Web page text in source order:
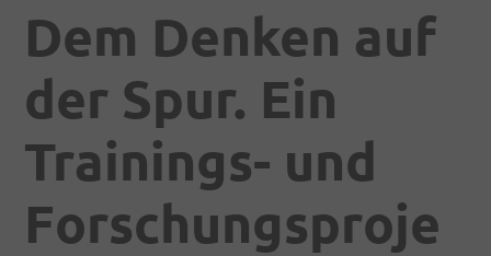
Dem Denken auf
der Spur. Ein
Trainings- und
Forschungsproje